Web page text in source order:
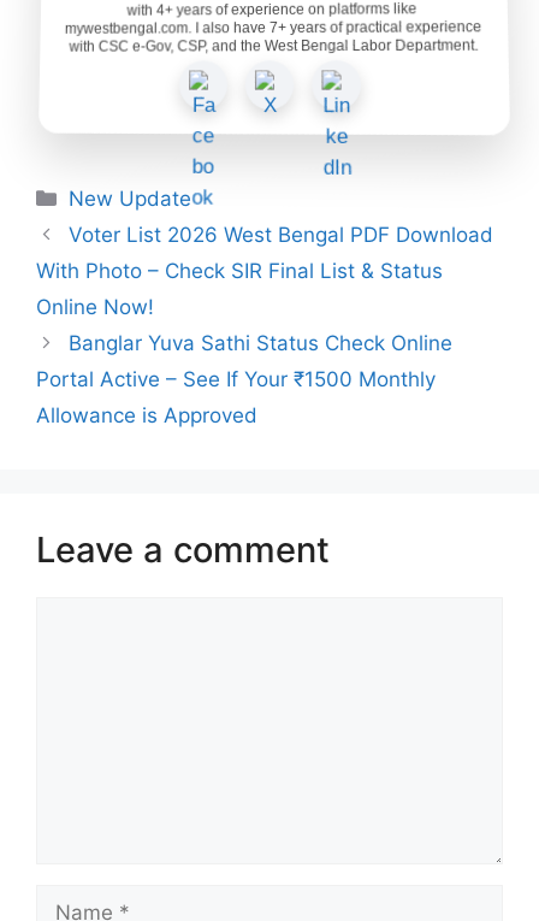
with 4+ years of experience on platforms like
mywestbengal.com. I also have 7+ years of practical experience
with CSC e-Gov, CSP, and the West Bengal Labor Department.
Categories
New Update
Voter List 2026 West Bengal PDF Download
With Photo – Check SIR Final List & Status
Online Now!
Banglar Yuva Sathi Status Check Online
Portal Active – See If Your ₹1500 Monthly
Allowance is Approved
Leave a comment
Name